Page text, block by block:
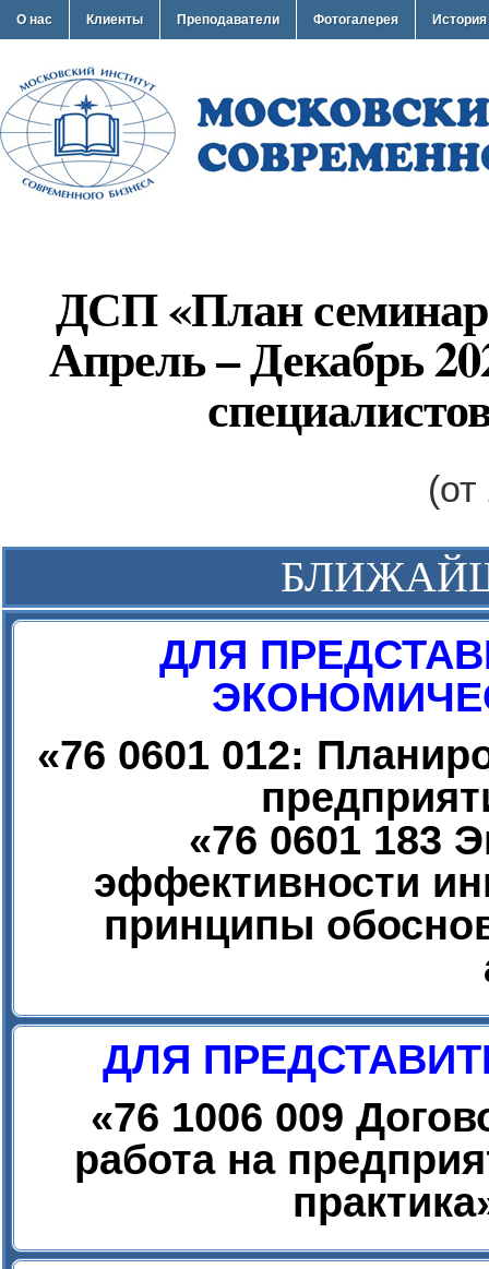
О нас Клиенты Преподаватели Фотогалерея История
ДСП «План
Апрель – Декабрь
ДЛЯ
«76 0601 012:
«76 0601 183
эффективности
принципы
ДЛЯ
«76 1006 009
работа на
практика